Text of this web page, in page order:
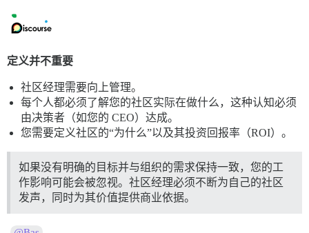
定义并不重要
社区经理需要向上管理。
每个人都必须了解您的社区实际在做什么，这种认知必须
由决策者（如您的 CEO）达成。
您需要定义社区的“为什么”以及其投资回报率（ROI）。
如果没有明确的目标并与组织的需求保持一致，您的工
作影响可能会被忽视。社区经理必须不断为自己的社区
发声，同时为其价值提供商业依据。